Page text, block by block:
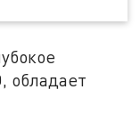
обладает